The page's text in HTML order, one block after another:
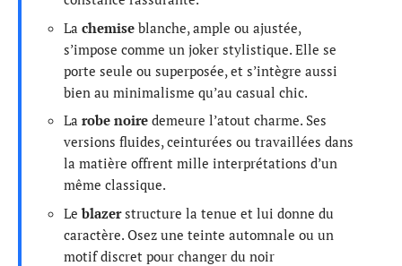
La chemise blanche, ample ou ajustée,
s’impose comme un joker stylistique. Elle se
porte seule ou superposée, et s’intègre aussi
bien au minimalisme qu’au casual chic.
La robe noire demeure l’atout charme. Ses
versions fluides, ceinturées ou travaillées dans
la matière offrent mille interprétations d’un
même classique.
Leblazerstructure la tenue et lui donne du
caractère. Osez une teinte automnale ou un
motif discret pour changer du noir